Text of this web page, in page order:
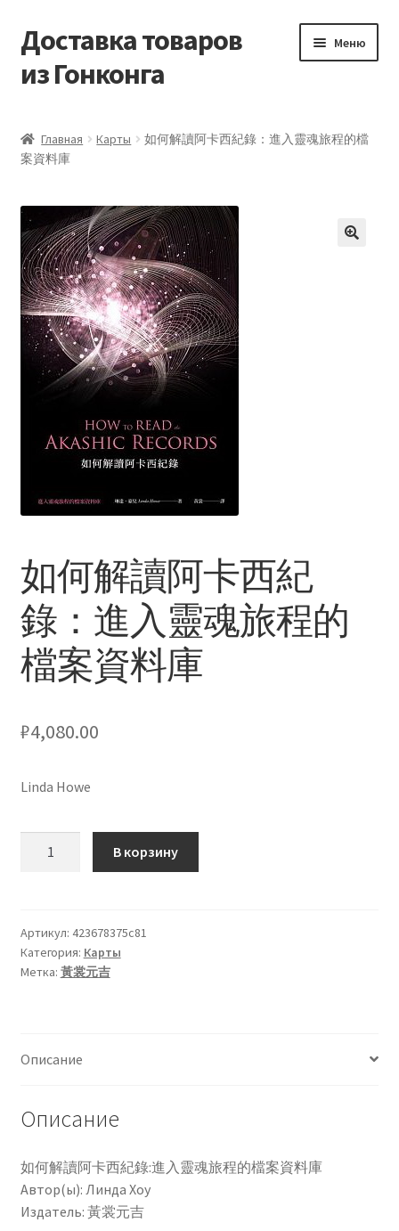
Перейти
к
навигации
Перейти
к
содержимому
Доставка товаров
из Гонконга
Меню
Контакты
Корзина
Мой аккаунт
Новости
Оптовый склад
Оформление заказа
Услуги
Монтаж и установка кондиционеров
Монтаж промышленных и полупромышленных
кондиционеров
Поставка вентиляционного оборудования,
кондиционирования
Прокладка трасс для кондиционеров
Средства для чистки кондиционеров
Услуги альпинистов при установке и обслуживании
кондиционеров
Главная Карты
如何解讀阿卡西紀錄：進入靈魂旅程的檔
案資料庫
如何解讀阿卡西紀
錄：進入靈魂旅程的
檔案資料庫
₽4,080.00
Linda Howe
解
讀
阿
錄：
入
靈
旅
程
的
В корзину
Артикул: 423678375c81
Категория: Карты
Метка: 黃裳元吉
Описание
Описание
如何解讀阿卡西紀錄:進入靈魂旅程的檔案資料庫
Автор(ы): Линда Хоу
Издатель: 黃裳元吉